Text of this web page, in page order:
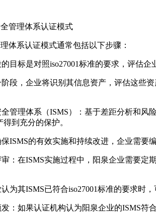
管理体系认证模式
体系认证模式通常包括以下步骤：
目标是对照iso27001标准的要求，评估
段，企业将识别其信息资产，评估这些
管理体系（ISMS）：基于差距分析和风
到充分的保护。
ISMS的有效实施和持续改进，企业需要
：在ISMS实施过程中，阳泉企业需要定
为其ISMS已符合iso27001标准的要求时
：如果认证机构认为阳泉企业的ISMS符